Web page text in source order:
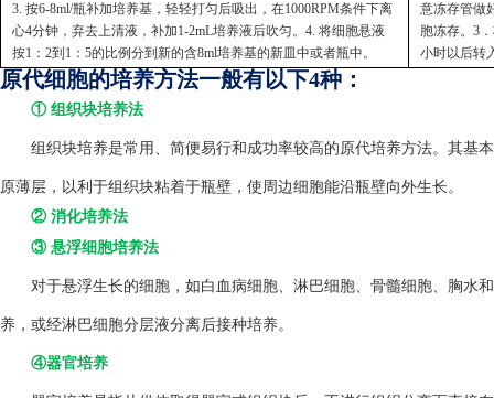
3. 按6-8ml/瓶补加培养基，轻轻打匀后吸出，在1000RPM条件下离
心4分钟，弃去上清液，补加1-2mL培养液后吹匀。4. 将细胞悬液
按1：2到1：5的比例分到新的含8ml培养基的新皿中或者瓶中。
意冻存管做
胞冻存。3
小时以后转
原代细胞的培养方法一般有以下4种：
① 组织块培养法
组织块培养是常用、简便易行和成功率较高的原代培养方法。其基
原薄层，以利于组织块粘着于瓶壁，使周边细胞能沿瓶壁向外生长。
② 消化培养法
③ 悬浮细胞培养法
对于悬浮生长的细胞，如白血病细胞、淋巴细胞、骨髓细胞、胸水
养，或经淋巴细胞分层液分离后接种培养。
④器官培养